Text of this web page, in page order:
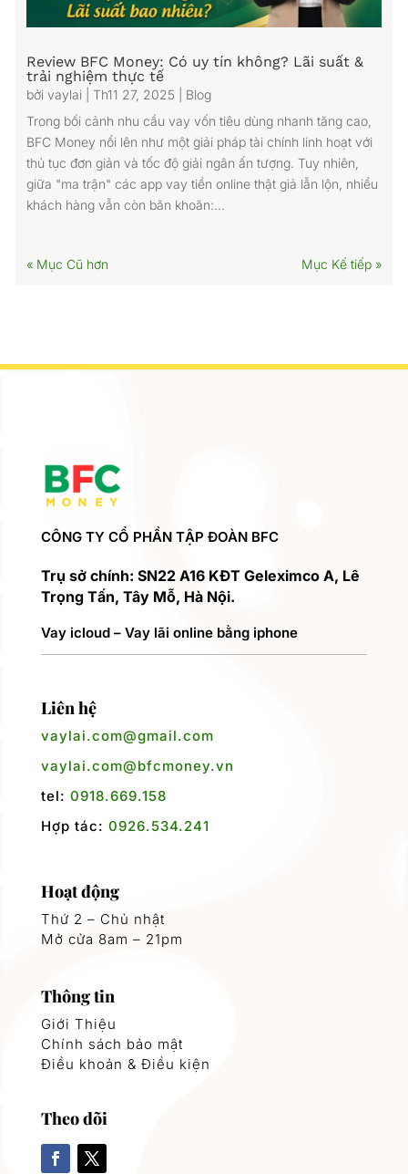
Review BFC Money: Có uy tín không? Lãi suất &
trải nghiệm thực tế
bởi vaylai Th11 27, 2025
Blog
Trong bối cảnh nhu cầu vay vốn tiêu dùng nhanh tăng cao,
BFC Money nổi lên như một giải pháp tài chính linh hoạt với
thủ tục đơn giản và tốc độ giải ngân ấn tượng. Tuy nhiên,
giữa "ma trận" các app vay tiền online thật giả lẫn lộn, nhiều
khách hàng vẫn còn băn khoăn:...
« Mục Cũ hơn Mục Kế tiếp »
CÔNG TY CỔ PHẦN TẬP ĐOÀN BFC
Trụ sở chính: SN22 A16 KĐT Geleximco A, Lê
Trọng Tấn, Tây Mỗ, Hà Nội.
Vay icloud – Vay lãi online bằng iphone
Liên hệ
vaylai.com@gmail.com
vaylai.com@bfcmoney.vn
tel: 0918.669.158
Hợp tác: 0926.534.241
Hoạt động
Thứ 2 – Chủ nhật
Mở cửa 8am – 21pm
Thông tin
Giới Thiệu
Chính sách bảo mật
Điều khoản & Điều kiện
Theo dõi